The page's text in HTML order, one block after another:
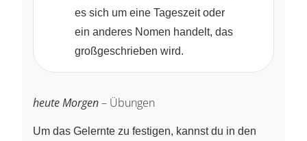
es sich um eine Tageszeit oder
ein anderes Nomen handelt, das
großgeschrieben wird.
heute Morgen– Übungen
Um das Gelernte zu festigen, kannst du in den